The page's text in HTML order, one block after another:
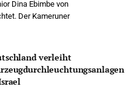
Dina Ebimbe von
Der Kameruner
verleiht